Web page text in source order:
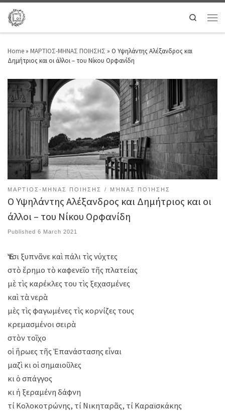
Search
Home » ΜΑΡΤΙΟΣ-ΜΗΝΑΣ ΠΟΙΗΣΗΣ » Ο Υψηλάντης Αλέξανδρος και
Δημήτριος και οι άλλοι – του Νίκου Ορφανίδη
ΜΑΡΤΙΟΣ-ΜΗΝΑΣ ΠΟΙΗΣΗΣ ΜΉΝΑΣ ΠΟΊΗΣΗΣ
Ο Υψηλάντης Αλέξανδρος και Δημήτριος και οι
άλλοι – του Νίκου Ορφανίδη
Published 6 March 2021
Ἔτσι ξυπνᾶνε καὶ πάλι τὶς νύχτες
στὸ ἔρημο τὸ καφενεῖο τῆς πλατείας
μὲ τὶς καρέκλες του τὶς ξεχασμένες
καὶ τὰ νερὰ
μὲς τὶς φαγωμένες τὶς κορνίζες τους
κρεμασμένοι σειρὰ
στὸν τοῖχο
οἱ ἥρωες τῆς Ἐπανάστασης εἶναι
μαζὶ κι οἱ σημαιοῦλες
κι ὁ σπάγγος
κι ἡ ξεραμένη δάφνη
τί Κολοκοτρώνης, τί Νικηταρᾶς, τί Καραϊσκάκης